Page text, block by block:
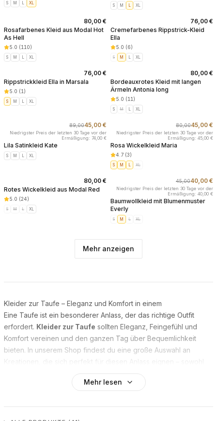
S M L XL S M L XL
80,00 €
Rosafarbenes Kleid aus Modal Hot
As Hell
5.0 (110)
S M L XL
76,00 €
Cremefarbenes Rippstrick-Kleid
Ella
5.0 (6)
S M L XL
76,00 €
Rippstrickkleid Ella in Marsala
5.0 (1 )
S M L XL
80,00 €
Bordeauxrotes Kleid mit langen
Ärmeln Antonia long
5.0 (11 )
S M L XL
89,0045,00 €
Niedrigster Preis der letzten 30 Tage vor der
Ermäßigung: 74,00 €
Lila Satinkleid Kate
S M L XL
80,0045,00 €
Niedrigster Preis der letzten 30 Tage vor der
Ermäßigung: 45,00 €
Rosa Wickelkleid Maria
4.7 (3)
S M L XL
80,00 €
Rotes Wickelkleid aus Modal Red
5.0 (24)
S M L XL
45,0040,00 €
Niedrigster Preis der letzten 30 Tage vor der
Ermäßigung: 40,00 €
Baumwollkleid mit Blumenmuster
Everly
S M L XL
Mehr anzeigen
Kleider zur Taufe – Eleganz und Komfort in einem
Eine Taufe ist ein besonderer Anlass, der das richtige Outfit
erfordert. Kleider zur Taufe sollten Eleganz, Feingefühl und
Komfort vereinen und den ganzen Tag über Bequemlichkeit
bieten. In unserem Shop findest du eine große Auswahl an
Kreationen, die sich perfekt für diesen Anlass eignen – sowohl
für die Mutter als auch für die Taufpatin oder Gäste. Entdecke
stilvolle Taufkleider für Damen, mit denen du dich besonders
kannst.
Mehr lesen